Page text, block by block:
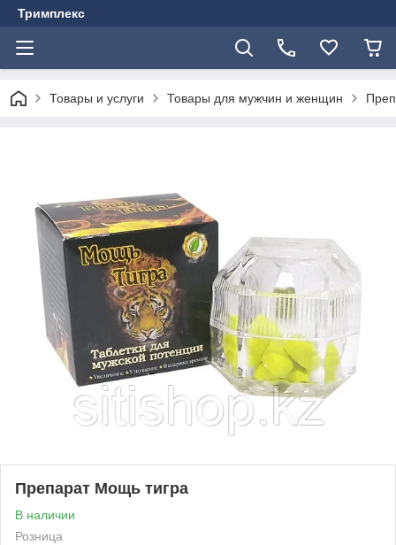
Тримплекс
Товары и услуги Товары для мужчин и женщин
Препарат Мощь тигра
В наличии
Розница